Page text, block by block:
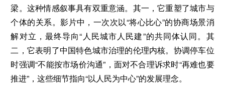
梁。这种情感叙事具有双重意涵。其一，它重塑了城市与
个体的关系。影片中，一次次以“将心比心”的协商场景消
解对立，最终导向“人民城市人民建”的共同体认同。其
二，它表明了中国特色城市治理的伦理内核。协调停车位
时强调“不能按市场价沟通”，面对不合理诉求时“再难也要
推进”，这些细节指向“以人民为中心”的发展理念。